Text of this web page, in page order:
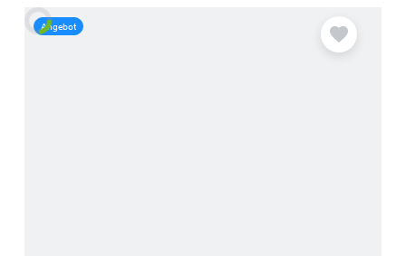
Angebot